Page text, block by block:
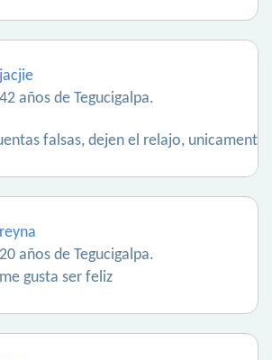
jacjie
42 años de Tegucigalpa.
falsas, dejen el relajo,
reyna
20 años de Tegucigalpa.
me gusta ser feliz